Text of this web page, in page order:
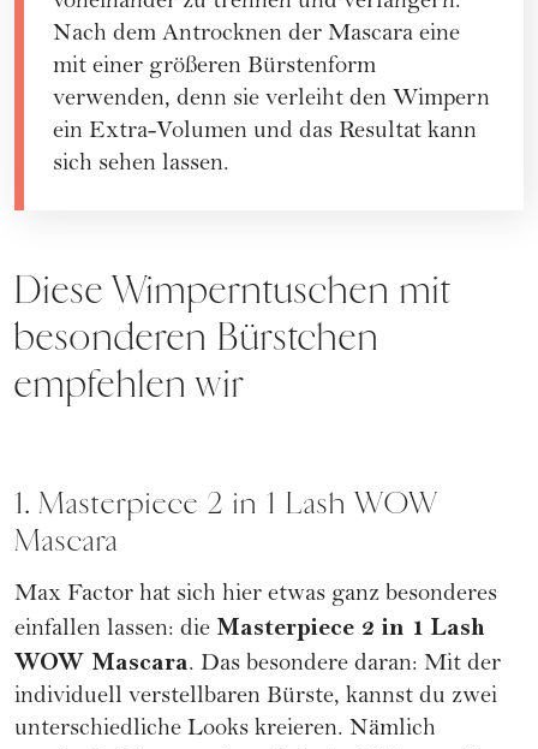
Nach dem Antrocknen der Mascara eine
mit einer größeren Bürstenform
verwenden, denn sie verleiht den Wimpern
ein Extra-Volumen und das Resultat kann
sich sehen lassen.
Diese Wimperntuschen mit
besonderen Bürstchen
empfehlen wir
1. Masterpiece 2 in 1 Lash WOW
Mascara
Max Factor hat sich hier etwas ganz besonderes
einfallen lassen: die Masterpiece 2 in 1 Lash
WOW Mascara. Das besondere daran: Mit der
individuell verstellbaren Bürste, kannst du zwei
unterschiedliche Looks kreieren. Nämlich